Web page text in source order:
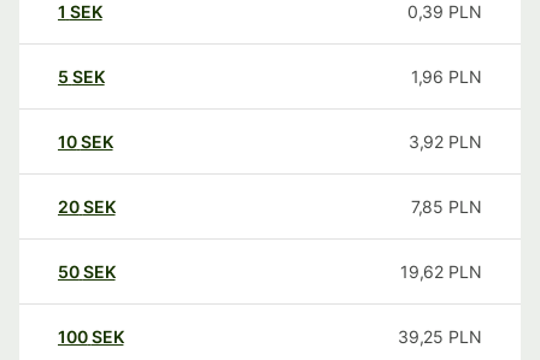
1 SEK 0,39 PLN
5 SEK 1,96 PLN
10SEK 3,92 PLN
20SEK 7,85 PLN
50SEK 19,62 PLN
100SEK 39,25 PLN